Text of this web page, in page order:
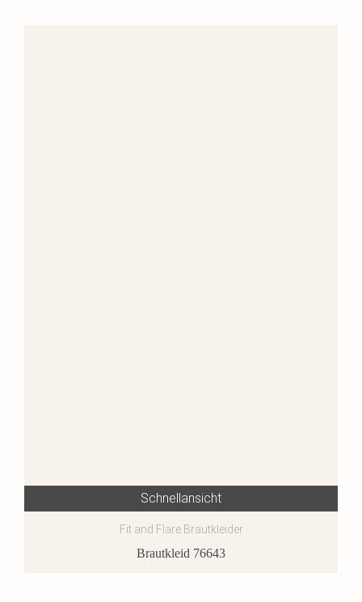
Schnellansicht
Fit and Flare Brautkleider
Brautkleid 76643